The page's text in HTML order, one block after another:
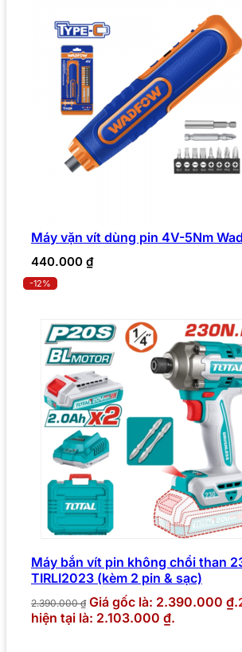
Máy vặn vít dùng pin 4V-5Nm
440.000 ₫
-12%
Máy bắn vít pin không chổi than
TIRLI2023 (kèm 2 pin & sạc)
2.390.000₫ Giá gốc là: 2.390.000 ₫.
hiện tại là: 2.103.000 ₫.